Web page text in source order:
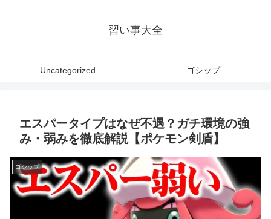
習い事大全
Uncategorized ゴシップ
エスパータイプはなぜ不遇？ガチ環境の強
み・弱みを徹底解説【ポケモン剣盾】
ゴシップ